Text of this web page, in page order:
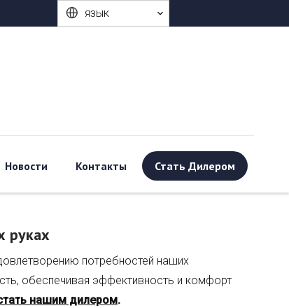
язык
Новости Контакты Стать Дилером
руках
потребностей наших
обеспечивая эффективность и комфорт
нашим дилером.